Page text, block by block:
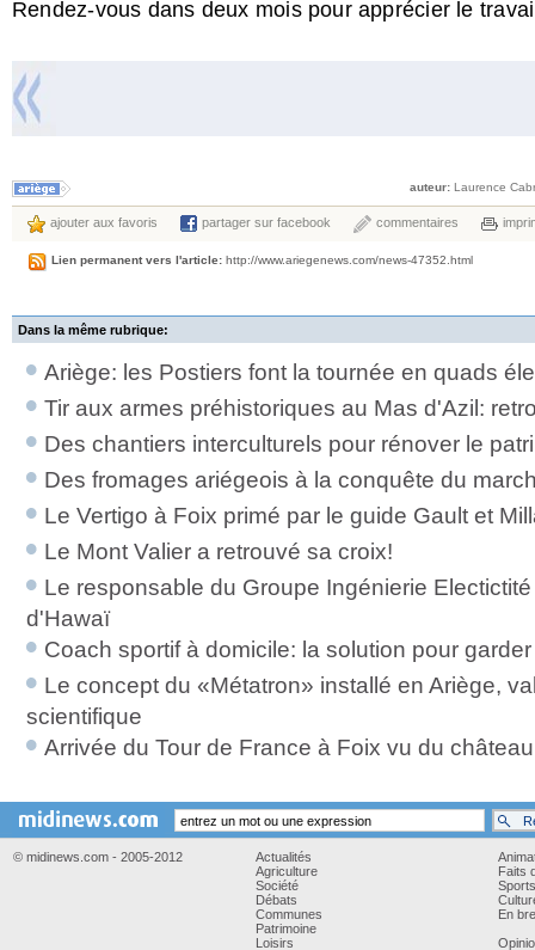
Rendez-vous dans deux mois pour apprécier le
auteur: Laurence
ajouter aux favoris partager sur facebook commentaires
Lien permanent vers l'article: http://www.ariegenews.com/news-47352.html
Dans la même rubrique:
Ariège: les Postiers font la tournée en quads
Tir aux armes préhistoriques au Mas d'Azil:
Des chantiers interculturels pour rénover le
Des fromages ariégeois à la conquête du
Le Vertigo à Foix primé par le guide Gault et
Le Mont Valier a retrouvé sa croix!
Le responsable du Groupe Ingénierie
d'Hawaï
Coach sportif à domicile: la solution pour
Le concept du «Métatron» installé en Ariège,
scientifique
Arrivée du Tour de France à Foix vu du château
© midinews.com - 2005-2012
Actualités
Agriculture
Société
Débats
Communes
Patrimoine
Loisirs
Faits
Sports
En